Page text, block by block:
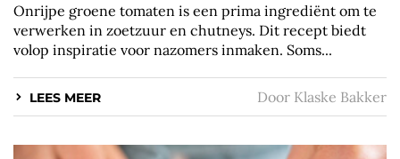
Onrijpe groene tomaten is een prima ingrediënt om te
verwerken in zoetzuur en chutneys. Dit recept biedt
volop inspiratie voor nazomers inmaken. Soms...
LEES MEER Door Klaske Bakker